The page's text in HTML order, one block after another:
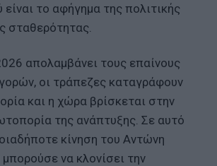
το αφήγημα της πολιτικής
σταθερότητας.
απολαμβάνει τους επαίνους
οι τράπεζες καταγράφουν
και η χώρα βρίσκεται στην
της ανάπτυξης. Σε αυτό
κίνηση του Αντώνη
να κλονίσει την